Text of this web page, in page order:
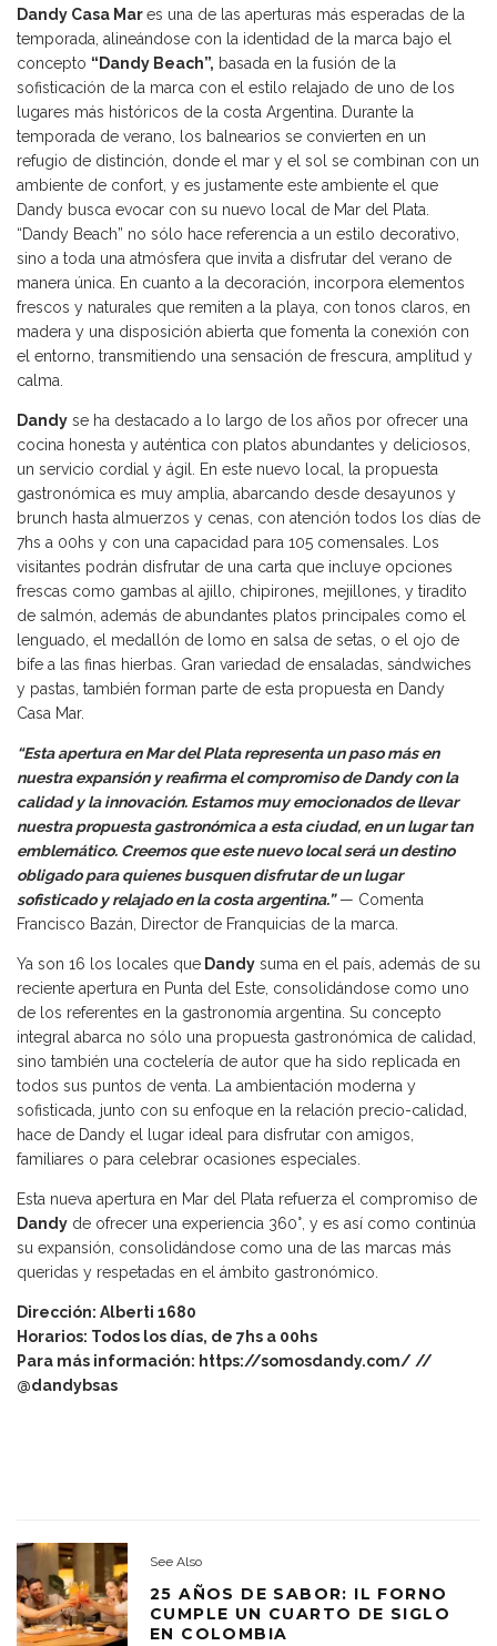
Dandy Casa Mares una de las aperturas más esperadas de la
temporada, alineándose con la identidad de la marca bajo el
concepto “Dandy Beach”, basada en la fusión de la
sofisticación de la marca con el estilo relajado de uno de los
lugares más históricos de la costa Argentina. Durante la
temporada de verano, los balnearios se convierten en un
refugio de distinción, donde el mar y el sol se combinan con un
ambiente de confort, y es justamente este ambiente el que
Dandy busca evocar con su nuevo local de Mar del Plata.
“Dandy Beach” no sólo hace referencia a un estilo decorativo,
sino a toda una atmósfera que invita a disfrutar del verano de
manera única. En cuanto a la decoración, incorpora elementos
frescos y naturales que remiten a la playa, con tonos claros, en
madera y una disposición abierta que fomenta la conexión con
el entorno, transmitiendo una sensación de frescura, amplitud y
calma.
Dandy se ha destacado a lo largo de los años por ofrecer una
cocina honesta y auténtica con platos abundantes y deliciosos,
un servicio cordial y ágil. En este nuevo local, la propuesta
gastronómica es muy amplia, abarcando desde desayunos y
brunch hasta almuerzos y cenas, con atención todos los días de
7hs a 00hs y con una capacidad para 105 comensales. Los
visitantes podrán disfrutar de una carta que incluye opciones
frescas como gambas al ajillo, chipirones, mejillones, y tiradito
de salmón, además de abundantes platos principales como el
lenguado, el medallón de lomo en salsa de setas, o el ojo de
bife a las finas hierbas. Gran variedad de ensaladas, sándwiches
y pastas, también forman parte de esta propuesta en Dandy
Casa Mar.
“Esta apertura en Mar del Plata representa un paso más en
nuestra expansión y reafirma el compromiso de Dandy con la
calidad y la innovación. Estamos muy emocionados de llevar
nuestra propuesta gastronómica a esta ciudad, en un lugar tan
emblemático. Creemos que este nuevo local será un destino
obligado para quienes busquen disfrutar de un lugar
sofisticado y relajado en la costa argentina.”— Comenta
Francisco Bazán, Director de Franquicias de la marca.
Ya son 16 los locales que Dandy suma en el país, además de su
reciente apertura en Punta del Este, consolidándose como uno
de los referentes en la gastronomía argentina. Su concepto
integral abarca no sólo una propuesta gastronómica de calidad,
sino también una coctelería de autor que ha sido replicada en
todos sus puntos de venta. La ambientación moderna y
sofisticada, junto con su enfoque en la relación precio-calidad,
hace de Dandy el lugar ideal para disfrutar con amigos,
familiares o para celebrar ocasiones especiales.
Esta nueva apertura en Mar del Plata refuerza el compromiso de
Dandy de ofrecer una experiencia 360°, y es así como continúa
su expansión, consolidándose como una de las marcas más
queridas y respetadas en el ámbito gastronómico.
Dirección: Alberti 1680
Horarios: Todos los días, de 7hs a 00hs
Para más información: https://somosdandy.com/ //
@dandybsas
See Also
25 AÑOS DE SABOR: IL FORNO
CUMPLE UN CUARTO DE SIGLO
EN COLOMBIA